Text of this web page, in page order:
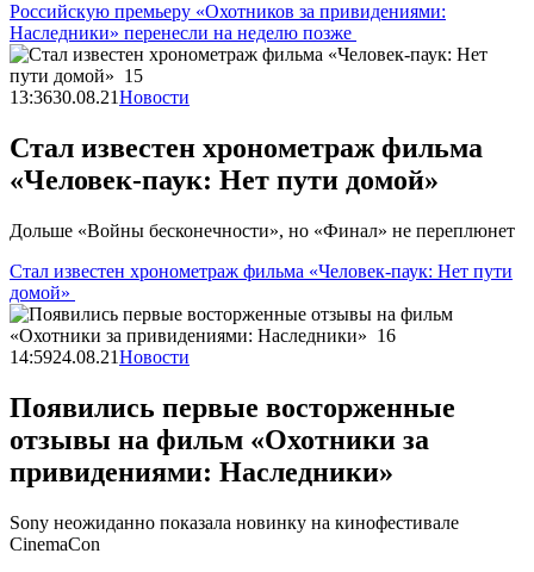
Российскую премьеру «Охотников за привидениями:
Наследники» перенесли на неделю позже
13:3630.08.21Новости
Стал известен хронометраж фильма
«Человек-паук: Нет пути домой»
Дольше «Войны бесконечности», но «Финал» не переплюнет
Стал известен хронометраж фильма «Человек-паук: Нет пути
домой»
14:5924.08.21Новости
Появились первые восторженные
отзывы на фильм «Охотники за
привидениями: Наследники»
Sony неожиданно показала новинку на кинофестивале
CinemaCon